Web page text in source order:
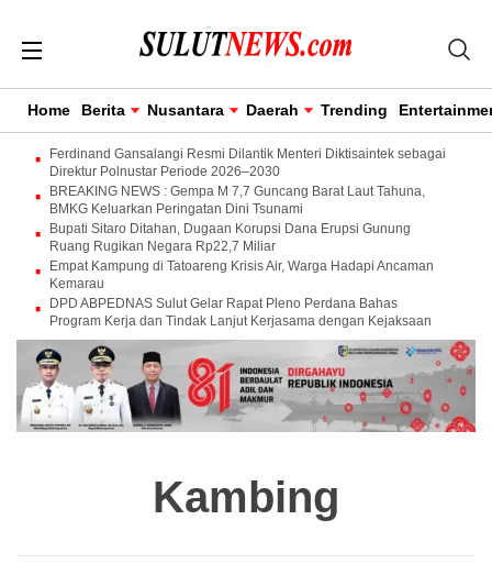
Home Berita Nusantara Daerah Trending
Ferdinand Gansalangi Resmi Dilantik Menteri Diktisaintek sebagai
Direktur Polnustar Periode 2026–2030
BREAKING NEWS : Gempa M 7,7 Guncang Barat Laut Tahuna,
BMKG Keluarkan Peringatan Dini Tsunami
Bupati Sitaro Ditahan, Dugaan Korupsi Dana Erupsi Gunung
Ruang Rugikan Negara Rp22,7 Miliar
Empat Kampung di Tatoareng Krisis Air, Warga Hadapi Ancaman
Kemarau
DPD ABPEDNAS Sulut Gelar Rapat Pleno Perdana Bahas
Program Kerja dan Tindak Lanjut Kerjasama dengan Kejaksaan
Kambing